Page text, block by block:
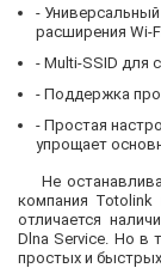
-
расширения Wi-
- Multi-SSID для
- Поддержка
- Простая
упрощает
Не
компания Totolink
отличается
Dlna Service. Но в
простых и